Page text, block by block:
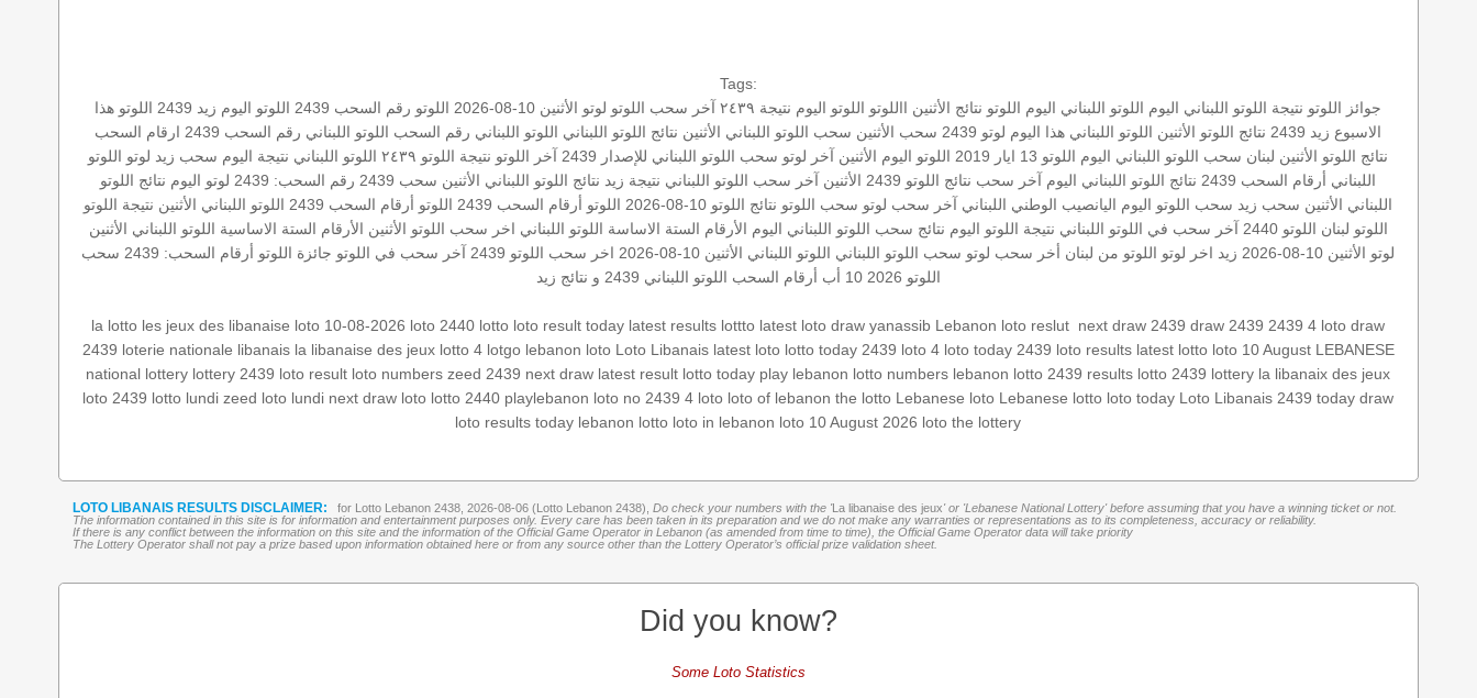
Tags:
جوائز اللوتو نتيجة اللوتو اللبناني اليوم اللوتو اللبناني اليوم اللوتو نتائج الأثنين االلوتو اللوتو اليوم نتيجة ٢٤٣٩ آخر سحب اللوتو لوتو الأثنين 10-08-2026 اللوتو رقم السحب 2439 اللوتو اليوم زيد 2439
اللوتو هذا
الاسبوع زيد 2439 نتائج اللوتو الأثنين اللوتو اللبناني هذا اليوم لوتو 2439 سحب الأثنين سحب اللوتو اللبناني الأثنين نتائج اللوتو اللبناني اللوتو اللبناني رقم السحب اللوتو اللبناني رقم السحب 2439
ارقام السحب
نتائج اللوتو الأثنين لبنان سحب اللوتو اللبناني اليوم اللوتو 13 ايار 2019 اللوتو اليوم الأثنين آخر لوتو سحب اللوتو اللبناني للإصدار 2439 آخر اللوتو نتيجة اللوتو ٢٤٣٩ اللوتو اللبناني نتيجة اليوم سحب زيد لوتو اللوتو
اللبناني أرقام السحب 2439
نتائج اللوتو اللبناني اليوم آخر سحب نتائج اللوتو 2439 الأثنين آخر سحب اللوتو اللبناني نتيجة زيد نتائج اللوتو اللبناني الأثنين سحب 2439 رقم السحب: 2439 لوتو اليوم نتائج اللوتو
اللبناني الأثنين سحب زيد سحب اللوتو اليوم اليانصيب الوطني اللبناني آخر سحب لوتو سحب اللوتو نتائج اللوتو 10-08-2026 اللوتو أرقام السحب 2439 اللوتو أرقام السحب 2439 اللوتو اللبناني الأثنين نتيجة اللوتو
اللوتو لبنان اللوتو 2440 آخر سحب في اللوتو اللبناني نتيجة اللوتو اليوم نتائج سحب اللوتو اللبناني اليوم الأرقام الستة الاساسة اللوتو اللبناني اخر سحب اللوتو الأثنين الأرقام الستة الاساسية اللوتو اللبناني الأثنين
لوتو الأثنين 10-08-2026 زيد اخر لوتو اللوتو من لبنان أخر سحب لوتو سحب اللوتو اللبناني اللوتو اللبناني الأثنين 10-08-2026 اخر سحب اللوتو 2439 آخر سحب في اللوتو جائزة اللوتو أرقام السحب: 2439
سحب
اللوتو 2026 10 أب
أرقام السحب اللوتو اللبناني 2439 و نتائج زيد
la lotto les jeux des libanaise loto 10-08-2026 loto 2440 lotto loto result today latest results lottto latest loto draw yanassib Lebanon loto reslut next draw 2439 draw 2439 2439 4 loto draw
2439 loterie nationale libanais la libanaise des jeux lotto 4 lotgo lebanon loto Loto Libanais latest loto lotto today 2439 loto 4 loto today 2439 loto results latest lotto loto 10 August LEBANESE
national lottery lottery 2439 loto result loto numbers zeed 2439 next draw latest result lotto today play lebanon lotto numbers lebanon lotto 2439 results lotto 2439 lottery la libanaix des jeux
loto 2439 lotto lundi zeed loto lundi next draw loto lotto 2440 playlebanon loto no 2439 4 loto loto of lebanon the lotto Lebanese loto Lebanese lotto loto today Loto Libanais 2439 today draw
loto results today lebanon lotto loto in lebanon loto 10 August 2026 loto the lottery
LOTO LIBANAIS RESULTS DISCLAIMER: for Lotto Lebanon 2438, 2026-08-06 (Lotto Lebanon 2438), Do check your numbers with the 'La libanaise des jeux' or 'Lebanese National Lottery' before assuming that you have a winning ticket or not.
The information contained in this site is for information and entertainment purposes only. Every care has been taken in its preparation and we do not make any warranties or representations as to its completeness, accuracy or reliability.
If there is any conflict between the information on this site and the information of the Official Game Operator in Lebanon (as amended from time to time), the Official Game Operator data will take priority
The Lottery Operator shall not pay a prize based upon information obtained here or from any source other than the Lottery Operator’s official prize validation sheet.
Did you know?
Some Loto Statistics